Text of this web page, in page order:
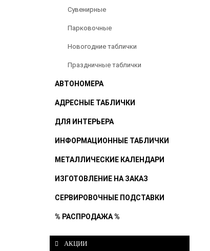
Сувенирные
Парковочные
Новогодние таблички
Праздничные таблички
АВТОНОМЕРА
АДРЕСНЫЕ ТАБЛИЧКИ
ДЛЯ ИНТЕРЬЕРА
ИНФОРМАЦИОННЫЕ ТАБЛИЧКИ
МЕТАЛЛИЧЕСКИЕ КАЛЕНДАРИ
ИЗГОТОВЛЕНИЕ НА ЗАКАЗ
СЕРВИРОВОЧНЫЕ ПОДСТАВКИ
% РАСПРОДАЖА %
АКЦИИ